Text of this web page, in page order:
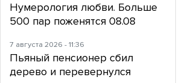
Нумерология любви. Больше
500 пар поженятся 08.08
7 августа 2026 - 11:36
Пьяный пенсионер сбил
дерево и перевернулся